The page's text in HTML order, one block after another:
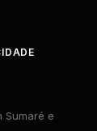
Sumaré e